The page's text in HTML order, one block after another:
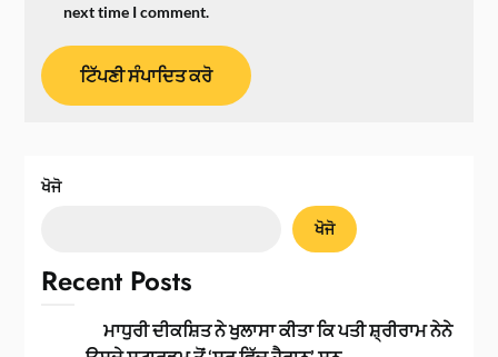
next time I comment.
ਖੋਜੋ
ਖੋਜੋ
Recent Posts
ਮਾਧੁਰੀ ਦੀਕਸ਼ਿਤ ਨੇ ਖੁਲਾਸਾ ਕੀਤਾ ਕਿ ਪਤੀ ਸ਼੍ਰੀਰਾਮ ਨੇਨੇ